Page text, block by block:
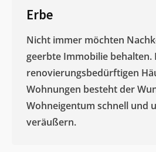
Erbe
Nicht immer möchten
geerbte Immobilie behalten.
renovierungsbedürftigen
Wohnungen besteht der
Wohneigentum schnell und
veräußern. ​